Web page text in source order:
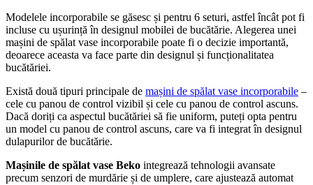
Modelele incorporabile se găsesc și pentru 6 seturi, astfel încât pot fi
incluse cu ușurință în designul mobilei de bucătărie. Alegerea unei
mașini de spălat vase incorporabile poate fi o decizie importantă,
deoarece aceasta va face parte din designul și funcționalitatea
bucătăriei.
Există două tipuri principale de mașini de spălat vase incorporabile –
cele cu panou de control vizibil și cele cu panou de control ascuns.
Dacă doriți ca aspectul bucătăriei să fie uniform, puteți opta pentru
un model cu panou de control ascuns, care va fi integrat în designul
dulapurilor de bucătărie.
Mașinile de spălat vase Beko integrează tehnologii avansate
precum senzori de murdărie și de umplere, care ajustează automat